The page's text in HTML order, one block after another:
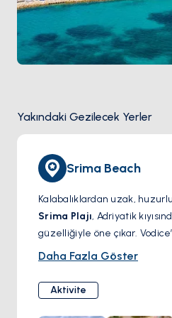
Yakındaki Gezilecek Yerler
Srima Beach
Kalabalıklardan uzak,
Srima Plajı, Adriyatik
güzelliğiyle öne çıkar.
bu plaj,berrak denizi, ince
sunar. Özellikle aileler ve
ziyaretçiler için popüler olan
Daha Fazla Göster
Aktivite